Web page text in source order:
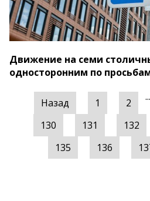
Движение на семи
односторонним по
Назад 1 2 ...
130
131 132
135
136